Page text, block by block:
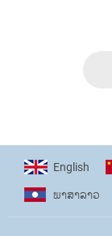
English
ພາ​ສາ​ລາວ